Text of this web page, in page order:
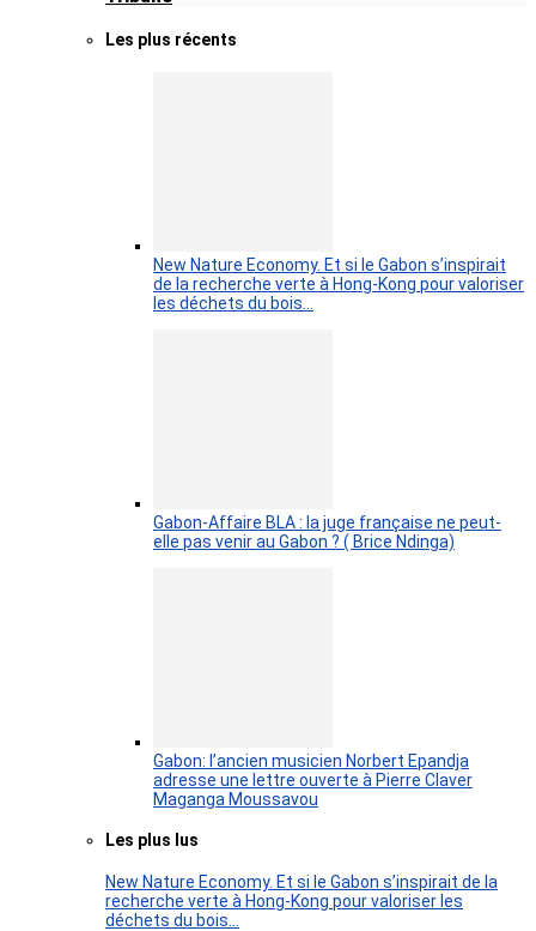
Les plus récents
New Nature Economy. Et si le Gabon s’inspirait
de la recherche verte à Hong-Kong pour valoriser
les déchets du bois…
Gabon-Affaire BLA : la juge française ne peut-
elle pas venir au Gabon ? ( Brice Ndinga)
Gabon: l’ancien musicien Norbert Epandja
adresse une lettre ouverte à Pierre Claver
Maganga Moussavou
Les plus lus
New Nature Economy. Et si le Gabon s’inspirait de la
recherche verte à Hong-Kong pour valoriser les
déchets du bois…